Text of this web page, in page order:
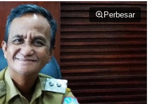
Perbesar